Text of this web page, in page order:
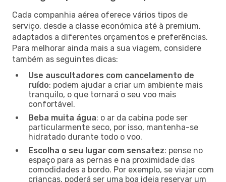
Cada companhia aérea oferece vários tipos de
serviço, desde a classe económica até à premium,
adaptados a diferentes orçamentos e preferências.
Para melhorar ainda mais a sua viagem, considere
também as seguintes dicas:
Use auscultadores com cancelamento de
ruído: podem ajudar a criar um ambiente mais
tranquilo, o que tornará o seu voo mais
confortável.
Beba muita água: o ar da cabina pode ser
particularmente seco, por isso, mantenha-se
hidratado durante todo o voo.
Escolha o seu lugar com sensatez: pense no
espaço para as pernas e na proximidade das
comodidades a bordo. Por exemplo, se viajar com
crianças, poderá ser uma boa ideia reservar um